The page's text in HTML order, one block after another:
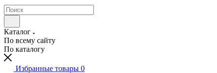
Каталог
По всему сайту
По каталогу
Избранные товары 0